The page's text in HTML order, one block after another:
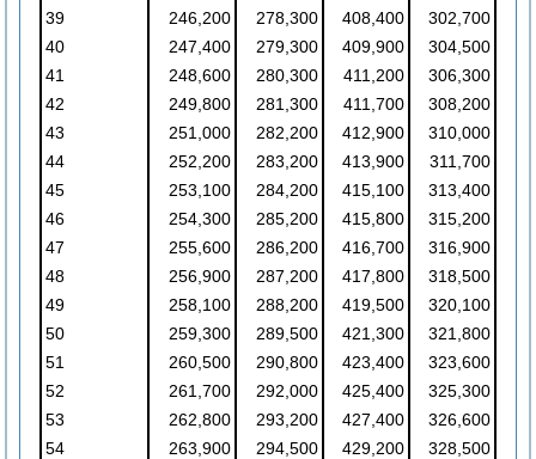
39
246,200 278,300 408,400
302,700
40
247,400 279,300 409,900
304,500
41
248,600 280,300 411,200
306,300
42
249,800 281,300 411,700
308,200
43
251,000 282,200 412,900
310,000
44
252,200 283,200 413,900
311,700
45
253,100 284,200 415,100
313,400
46
254,300 285,200 415,800
315,200
47
255,600 286,200 416,700
316,900
48
256,900 287,200 417,800
318,500
49
258,100 288,200 419,500
320,100
50
259,300 289,500 421,300
321,800
51
260,500 290,800 423,400
323,600
52
261,700 292,000 425,400
325,300
53
262,800 293,200 427,400
326,600
54
263,900 294,500 429,200
328,500